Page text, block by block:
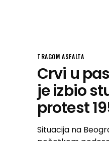
TRAGOM ASFALTA
Crvi u
je izbio
protest
Situacija na